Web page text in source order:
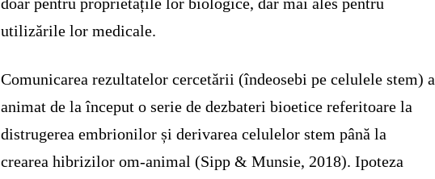
utilizările lor medicale.
Comunicarea rezultatelor cercetării (îndeosebi pe celulele stem) a
animat de la început o serie de dezbateri bioetice referitoare la
distrugerea embrionilor și derivarea celulelor stem până la
crearea hibrizilor om-animal (Sipp & Munsie, 2018). Ipoteza